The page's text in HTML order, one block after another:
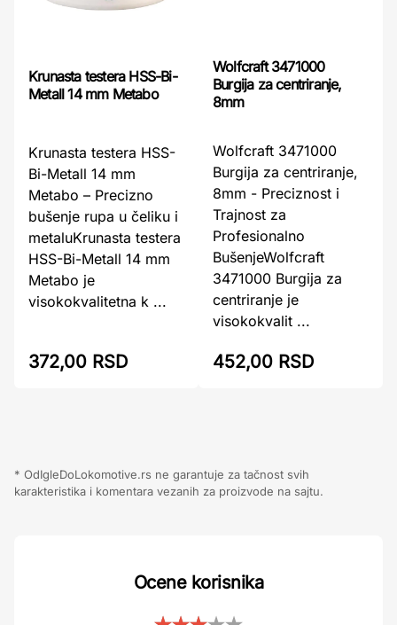
Krunasta testera HSS-Bi-
Metall 14 mm Metabo
Krunasta testera HSS-
Bi-Metall 14 mm
Metabo – Precizno
bušenje rupa u čeliku i
metaluKrunasta testera
HSS-Bi-Metall 14 mm
Metabo je
visokokvalitetna k ...
372,00 RSD
Wolfcraft 3471000
Burgija za centriranje,
8mm
Wolfcraft 3471000
Burgija za centriranje,
8mm - Preciznost i
Trajnost za
Profesionalno
BušenjeWolfcraft
3471000 Burgija za
centriranje je
visokokvalit ...
452,00 RSD
* OdIgleDoLokomotive.rs ne garantuje za tačnost svih
karakteristika i komentara vezanih za proizvode na sajtu.
Ocene korisnika